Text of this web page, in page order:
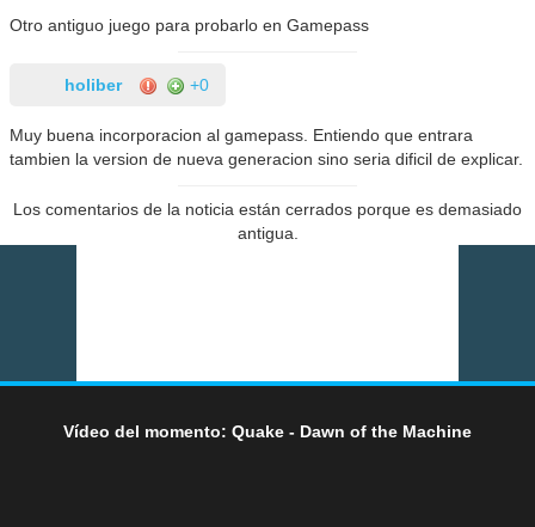
Otro antiguo juego para probarlo en Gamepass
holiber +0
Muy buena incorporacion al gamepass. Entiendo que entrara
tambien la version de nueva generacion sino seria dificil de explicar.
Los comentarios de la noticia están cerrados porque es demasiado
antigua.
Vídeo del momento: Quake - Dawn of the Machine